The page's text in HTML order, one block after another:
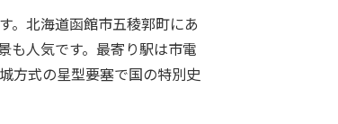
。北海道函館市五稜郭町にあ
も人気です。最寄り駅は市電
方式の星型要塞で国の特別史